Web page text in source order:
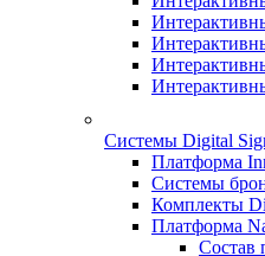
Системы Digital
Платформа
Системы
Комплекты
Платформа
Состав